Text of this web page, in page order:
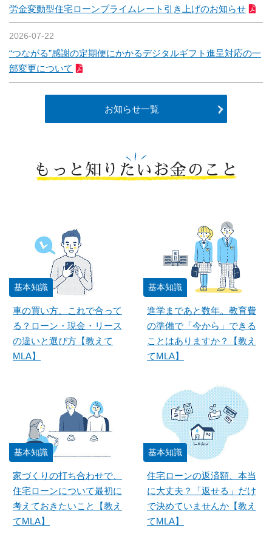
労金変動型住宅ローンプライムレート引き上げのお知らせ
2026-07-22
“つながる”感謝の定期便にかかるデジタルギフト進呈対応の一
部変更について
お知らせ一覧
もっと知りたいお金のこと
基本知識
車の買い方、これで合って
る？ローン・現金・リース
の違いと選び方【教えて
MLA】
基本知識
進学まであと数年。教育費
の準備で「今から」できる
ことはありますか？【教え
てMLA】
基本知識
家づくりの打ち合わせで、
住宅ローンについて最初に
考えておきたいこと【教え
てMLA】
基本知識
住宅ローンの返済額、本当
に大丈夫？「返せる」だけ
で決めていませんか【教え
てMLA】